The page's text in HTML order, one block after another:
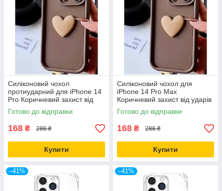
Силіконовий чохол
протиударний для iPhone 14
Pro Коричневий захист від
ударів і подряпин
Готово до відправки
168 ₴ 286 ₴
Купити
Силіконовий чохол для
iPhone 14 Pro Max
Коричневий захист від ударів
і подряпин для щоденного
використання
Готово до відправки
168 ₴ 286 ₴
Купити
–41% –41%